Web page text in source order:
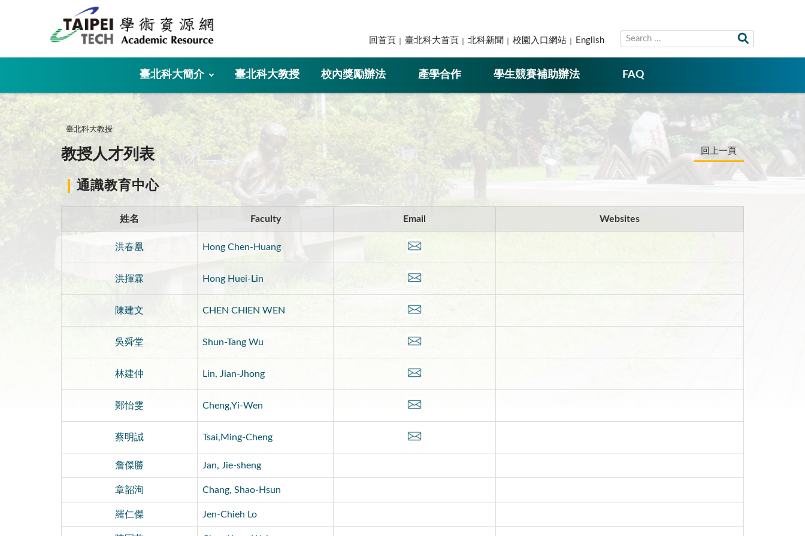
回首頁 臺北科大首頁 北科新聞 校園入口網站 English
臺北科大簡介 臺北科大教授 校內獎勵辦法 產學合作 學生競賽補助辦法 FAQ
:::
臺北科大教授
教授人才列表 回上一頁
通識教育中心
姓名 Faculty Email Websites
洪春凰 Hong Chen-Huang
洪揮霖 Hong Huei-Lin
陳建文 CHEN CHIEN WEN
吳舜堂 Shun-Tang Wu
林建仲 Lin, Jian-Jhong
鄭怡雯 Cheng,Yi-Wen
蔡明誠 Tsai,Ming-Cheng
詹傑勝 Jan, Jie-sheng
章韶洵 Chang, Shao-Hsun
羅仁傑 Jen-Chieh Lo